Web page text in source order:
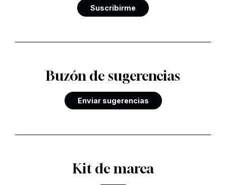
Suscribirme
Buzón de sugerencias
Enviar sugerencias
Kit de marca